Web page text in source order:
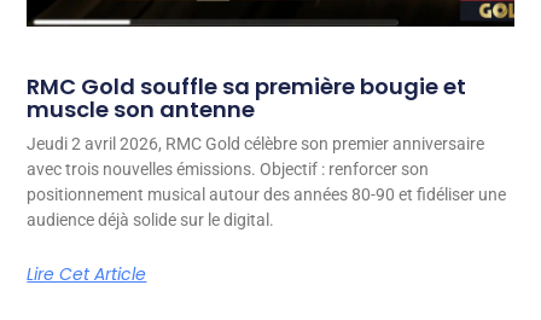
RMC Gold souffle sa première bougie et
muscle son antenne
Jeudi 2 avril 2026, RMC Gold célèbre son premier anniversaire
avec trois nouvelles émissions. Objectif : renforcer son
positionnement musical autour des années 80-90 et fidéliser une
audience déjà solide sur le digital.
Lire Cet Article